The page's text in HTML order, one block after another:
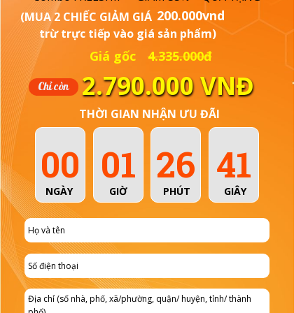
2.790.000 VNĐ
THỜI GIAN NHẬN ƯU ĐÃI
00 01 26 39
NGÀY GIỜ PHÚT GIÂY
Chỉ còn
(MUA 2 CHIẾC GIẢM GIÁ 200.000vnd
trừ trực tiếp vào giá sản phẩm)
4.335.000đ
Giá gốc